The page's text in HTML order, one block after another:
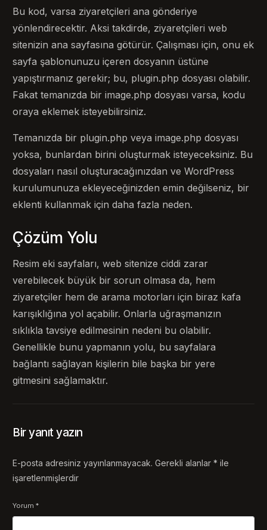
Bu kod, varsa ziyaretçileri ana gönderiye
yönlendirecektir. Aksi takdirde, ziyaretçileri web
sitenizin ana sayfasına götürür. Çalışması için, onu ek
sayfa şablonunuzu içeren dosyanın üstüne
yapıştırmanız gerekir; bu, plugin.php dosyası olabilir.
Fakat temanızda bir image.php dosyası varsa, kodu
oraya eklemek isteyebilirsiniz.
Temanızda bir plugin.php veya image.php dosyası
yoksa, bunlardan birini oluşturmak isteyeceksiniz. Bu
dosyaları nasıl oluşturacağınızdan ve WordPress
kurulumunuza ekleyeceğinizden emin değilseniz, bir
eklenti kullanmak için daha fazla neden.
Çözüm Yolu
Resim eki sayfaları, web sitenize ciddi zarar
verebilecek büyük bir sorun olmasa da, hem
ziyaretçiler hem de arama motorları için biraz kafa
karışıklığına yol açabilir. Onlarla uğraşmanızın
sıklıkla tavsiye edilmesinin nedeni bu olabilir.
Genellikle bunu yapmanın yolu, bu sayfalara
bağlantı sağlayan kişilerin bile başka bir yere
gitmesini sağlamaktır.
Bir yanıt yazın
E-posta adresiniz yayınlanmayacak. Gerekli alanlar* ile
işaretlenmişlerdir
Yorum*